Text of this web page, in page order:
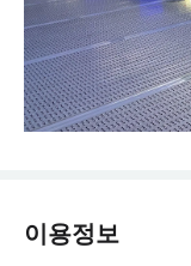
이용정보